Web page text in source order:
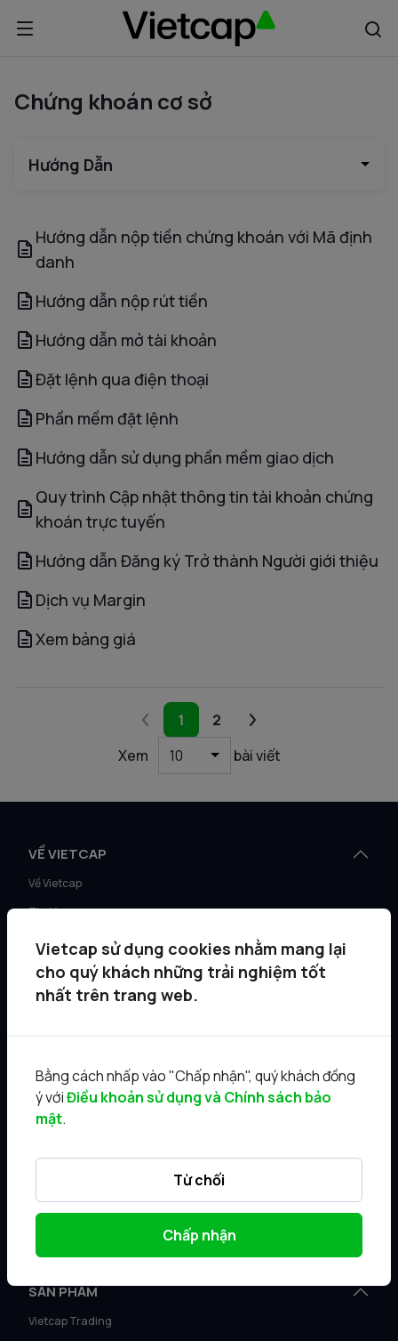
Chứng khoán cơ sở
Hướng Dẫn
Hướng dẫn nộp tiền chứng khoán với Mã định
danh
Hướng dẫn nộp rút tiền
Hướng dẫn mở tài khoản
Đặt lệnh qua điện thoại
Phần mềm đặt lệnh
Hướng dẫn sử dụng phần mềm giao dịch
Quy trình Cập nhật thông tin tài khoản chứng
khoán trực tuyến
Hướng dẫn Đăng ký Trở thành Người giới thiệu
Dịch vụ Margin
Xem bảng giá
Xem 10 bài viết
1 2
VỀ VIETCAP
Về Vietcap
Tin tức
Quan hệ cổ đông
Cơ hội nghề nghiệp
Hướng dẫn chung
DỊCH VỤ
Tư vấn KH Cá nhân
Môi giới KH tổ chức
Ngân hàng đầu tư
SẢN PHẨM
Vietcap Trading
Vietcap sử dụng cookies nhằm mang lại
cho quý khách những trải nghiệm tốt
nhất trên trang web.
Bằng cách nhấp vào "Chấp nhận", quý khách đồng
ý vớiĐiều khoản sử dụng và Chính sách bảo
mật.
Từ chối
Chấp nhận